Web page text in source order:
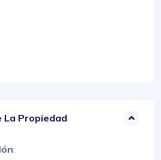
La Propiedad
: